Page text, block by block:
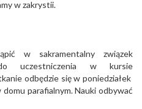
w zakrystii.
w sakramentalny związek
uczestniczenia w kursie
odbędzie się w poniedziałek
parafialnym. Nauki odbywać